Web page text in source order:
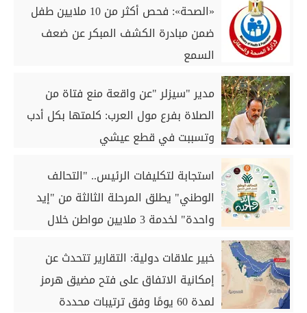
«الصحة»: فحص أكثر من 10 ملايين طفل
ضمن مبادرة الكشف المبكر عن ضعف
السمع
مدير "سيزلر "عن واقعة منع فتاة من
الصلاة بفرع مول العرب: كلمتها بكل أدب
وتسببت في قطع عيشي
استجابة لتكليفات الرئيس.. "التحالف
الوطني" يطلق المرحلة الثالثة من "إيد
واحدة" لخدمة 3 ملايين مواطن خلال
خبير علاقات دولية: التقارير تتحدث عن
إمكانية الاتفاق على فتح مضيق هرمز
لمدة 60 يومًا وفق ترتيبات محددة